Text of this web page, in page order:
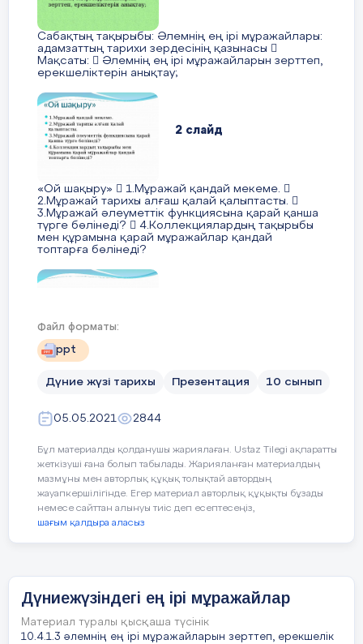
жұмыс.
Жеке жұмыс
атауы
Мұражайдағы
жәдігерлер
3
Қорытынды ой
Гауһар бөлмесі
атқарды
атауы
Құрылған жылы 1793ж.10тамыз
Сабақтың тақырыбы: Әлемнің ең ірі мұражайлары:
адамзаттың тарихи зердесінің қазынасы 
Мақсаты:  Әлемнің ең ірі мұражайларын зерттеп,
ерекшеліктерін анықтау;
2 слайд
«Ой шақыру»  1.Мұражай қандай мекеме. 
2.Мұражай тарихы алғаш қалай қалыптасты. 
3.Мұражай әлеуметтік функциясына қарай қанша
түрге бөлінеді?  4.Коллекциялардың тақырыбы
мен құрамына қарай мұражайлар қандай
топтарға бөлінеді?
 Бүгінгі күні Қазақстан Республикасы - 40 -тан
астам конфессия өкілдері, сондай-ақ 130 ұлт пен
этникалық топ өкілдері бейбіт және келісімде
өмір сүре алатындығының бірден бір мысалы.
5 слайд
Қазақстандағы діни қоғамдастықтар саны 4173
Файл форматы:
ppt
Дүние жүзі тарихы Презентация 10 сынып
05.05.2021 2844
Бұл материалды қолданушы жариялаған. Ustaz Tilegi ақпаратты
жеткізуші ғана болып табылады. Жарияланған материалдың
мазмұны мен авторлық құқық толықтай автордың
жауапкершілігінде. Егер материал авторлық құқықты бұзады
немесе сайттан алынуы тиіс деп есептесеңіз,
шағым қалдыра аласыз
Дүниежүзіндегі ең ірі мұражайлар
Материал туралы қысқаша түсінік
10.4.1.3 әлемнің ең ірі мұражайларын зерттеп, ерекшелік